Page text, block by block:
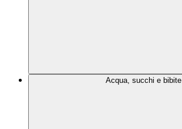
Acqua, succhi e bibite